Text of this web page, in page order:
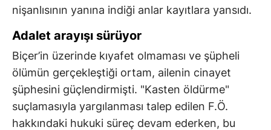
nişanlısının yanına indiği anlar kayıtlara yansıdı.
Adalet arayışı sürüyor
Biçer’in üzerinde kıyafet olmaması ve şüpheli
ölümün gerçekleştiği ortam, ailenin cinayet
şüphesini güçlendirmişti. "Kasten öldürme"
suçlamasıyla yargılanması talep edilen F.Ö.
hakkındaki hukuki süreç devam ederken, bu